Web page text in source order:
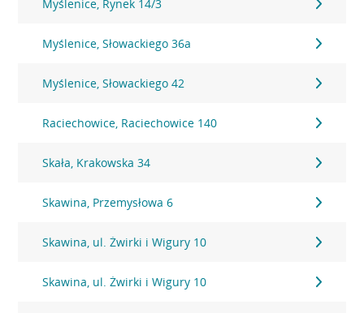
Myślenice, Rynek 14/3
Myślenice, Słowackiego 36a
Myślenice, Słowackiego 42
Raciechowice, Raciechowice 140
Skała, Krakowska 34
Skawina, Przemysłowa 6
Skawina, ul. Żwirki i Wigury 10
Skawina, ul. Żwirki i Wigury 10